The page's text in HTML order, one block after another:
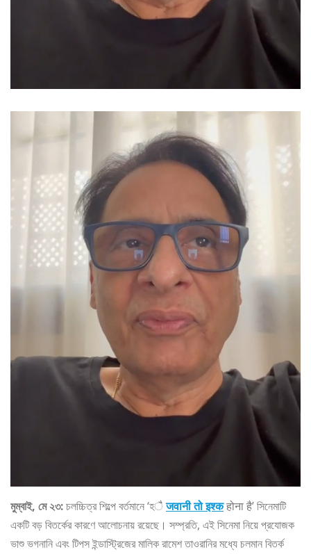
মুম্বাই, মে ২৩:চলচ্চিত্র শিল্পে বর্তমানে ‘হैजवानी तो इश्कहोना है’ সিনেমাটি
একটি বড় বিতর্কের কারণে আলোচনায় রয়েছে। সম্প্রতি, এই সিনেমা নিয়ে প্রযোজক
ভাশু ভগনানি এবং টিপস ইন্ডাস্ট্রিজের মালিক রামেশ তাওরানির মধ্যে চলমান বিতর্ক